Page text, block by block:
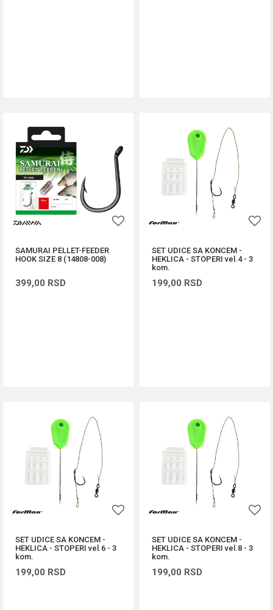
SAMURAI PELLET-FEEDER
HOOK SIZE 8 (14808-008)
399,00 RSD
SET UDICE SA KONCEM -
HEKLICA - STOPERI vel.4 - 3
kom.
199,00 RSD
SET UDICE SA KONCEM -
HEKLICA - STOPERI vel.6 - 3
kom.
199,00 RSD
SET UDICE SA KONCEM -
HEKLICA - STOPERI vel.8 - 3
kom.
199,00 RSD